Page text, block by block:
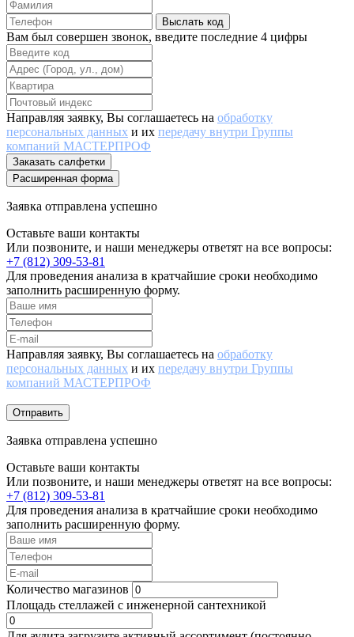
Выслать код
Вам был совершен звонок, введите последние 4 цифры
Направляя заявку, Вы соглашаетесь на обработку
персональных данных и их передачу внутри Группы
компаний МАСТЕРПРОФ
Заказать салфетки
Расширенная форма
Заявка отправлена успешно
Оставьте ваши контакты
Или позвоните, и наши менеджеры ответят на все вопросы:
+7 (812) 309-53-81
Для проведения анализа в кратчайшие сроки необходимо
заполнить расширенную форму.
Направляя заявку, Вы соглашаетесь на обработку
персональных данных и их передачу внутри Группы
компаний МАСТЕРПРОФ
Отправить
Заявка отправлена успешно
Оставьте ваши контакты
Или позвоните, и наши менеджеры ответят на все вопросы:
+7 (812) 309-53-81
Для проведения анализа в кратчайшие сроки необходимо
заполнить расширенную форму.
Количество магазинов
Площадь стеллажей с инженерной сантехникой